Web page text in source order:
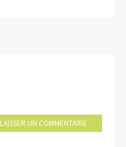
LAISSER UN COMMENTAIRE